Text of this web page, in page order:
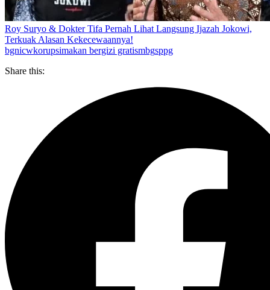
Roy Suryo & Dokter Tifa Pernah Lihat Langsung Ijazah Jokowi,
Terkuak Alasan Kekecewaannya!
bgnicwkorupsimakan bergizi gratismbgsppg
Share this: